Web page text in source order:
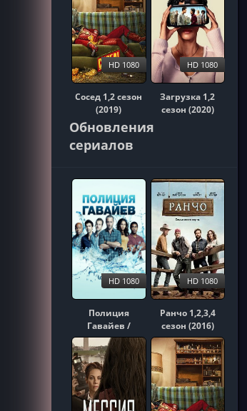
Сосед 1,2 сезон
(2019)
HD 1080
Загрузка 1,2
сезон (2020)
HD 1080
Обновления
сериалов
Полиция
Гавайев /
Гавайи 5-0
1,2,3,4,5,6,7,8,9,10
сезон (2010)
HD 1080
Ранчо 1,2,3,4
сезон (2016)
HD 1080